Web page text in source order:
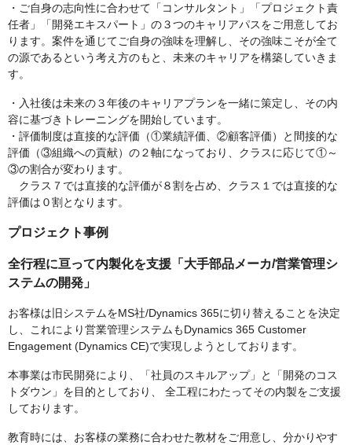
・ご自身の志向性に合わせて「コンサルタント」「プロジェクト責
任者」「開発エキスパート」の３つのキャリアパスをご用意してお
ります。案件を通じてご自身の強味を理解し、その強味こそが全て
の源であるという考え方のもと、未来のキャリアを構築していきま
す。
・入社後は未来の３年後のキャリアプランを一緒に策定し、その内
容に基づきトレーニングを開始しています。
・評価制度は直接的な評価（①業績評価、②顧客評価）と間接的な
評価（③組織への貢献）の２軸になっており、クラスに応じて①～
③の割合が変わります。
クラス７では直接的な評価が８割を占め、クラス１では直接的な
評価は０割となります。
プロジェクト事例
全行程に亘って内製化を支援「大手部品メーカ/営業管理シ
ステムの開発」
お客様は旧システムをMS社/Dynamics 365に切り替えることを決定
し、これにより営業管理システムもDynamics 365 Customer
Engagement (Dynamics CE)で実現しようとしております。
本事業は市民開発により、「社員のスキルアップ」と「開発のコス
トダウン」を目的としており、 全工程にわたってその内製をご支援
しております。
教育時には、お客様の業務に合わせた教材をご用意し、分かりやす